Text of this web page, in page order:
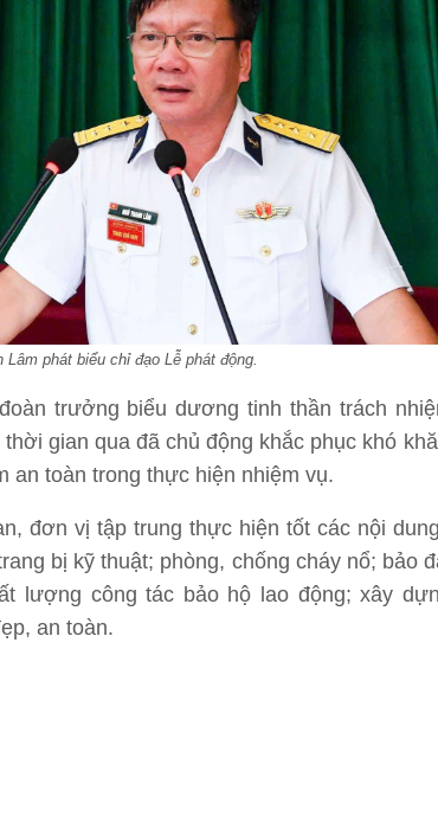
Lâm phát biểu chỉ đạo Lễ phát động.
trưởng biểu dương tinh thần trách
gian qua đã chủ động khắc phục khó
an toàn trong thực hiện nhiệm vụ.
đơn vị tập trung thực hiện tốt các nội
bị kỹ thuật; phòng, chống cháy nổ; bảo
lượng công tác bảo hộ lao động; xây
an toàn.